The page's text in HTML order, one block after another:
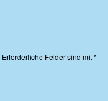
Erforderliche Felder sind mit*